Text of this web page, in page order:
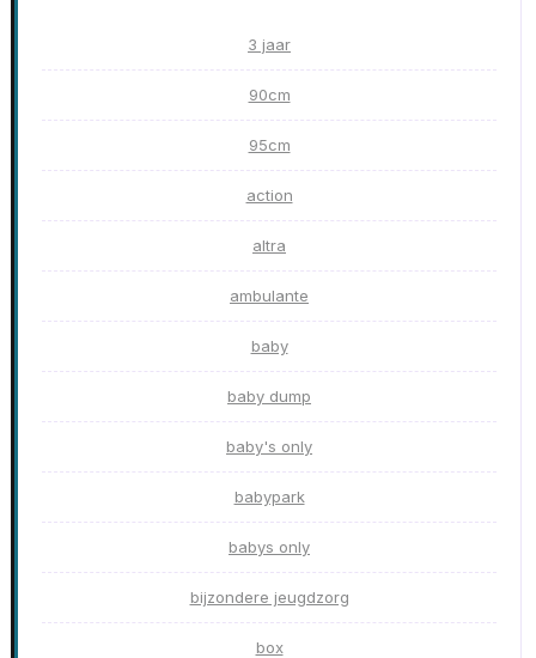
3 jaar
90cm
95cm
action
altra
ambulante
baby
baby dump
baby's only
babypark
babys only
bijzondere jeugdzorg
box